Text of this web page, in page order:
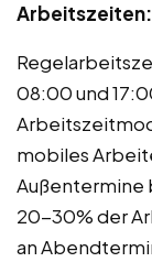
Arbeitszeiten:
08:00 und
mobiles
Außentermine
20-30% der
an